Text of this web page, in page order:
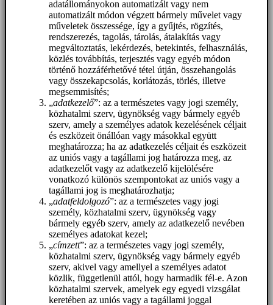
adatállományokon automatizált vagy nem
automatizált módon végzett bármely művelet vagy
műveletek összessége, így a gyűjtés, rögzítés,
rendszerezés, tagolás, tárolás, átalakítás vagy
megváltoztatás, lekérdezés, betekintés, felhasználás,
közlés továbbítás, terjesztés vagy egyéb módon
történő hozzáférhetővé tétel útján, összehangolás
vagy összekapcsolás, korlátozás, törlés, illetve
megsemmisítés;
„adatkezelő”: az a természetes vagy jogi személy,
közhatalmi szerv, ügynökség vagy bármely egyéb
szerv, amely a személyes adatok kezelésének céljait
és eszközeit önállóan vagy másokkal együtt
meghatározza; ha az adatkezelés céljait és eszközeit
az uniós vagy a tagállami jog határozza meg, az
adatkezelőt vagy az adatkezelő kijelölésére
vonatkozó különös szempontokat az uniós vagy a
tagállami jog is meghatározhatja;
„adatfeldolgozó”: az a természetes vagy jogi
személy, közhatalmi szerv, ügynökség vagy
bármely egyéb szerv, amely az adatkezelő nevében
személyes adatokat kezel;
„címzett”: az a természetes vagy jogi személy,
közhatalmi szerv, ügynökség vagy bármely egyéb
szerv, akivel vagy amellyel a személyes adatot
közlik, függetlenül attól, hogy harmadik fél-e. Azon
közhatalmi szervek, amelyek egy egyedi vizsgálat
keretében az uniós vagy a tagállami joggal